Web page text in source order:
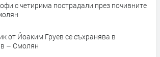
с четирима пострадали през почивните
от Йоаким Груев се съхранява в
– Смолян